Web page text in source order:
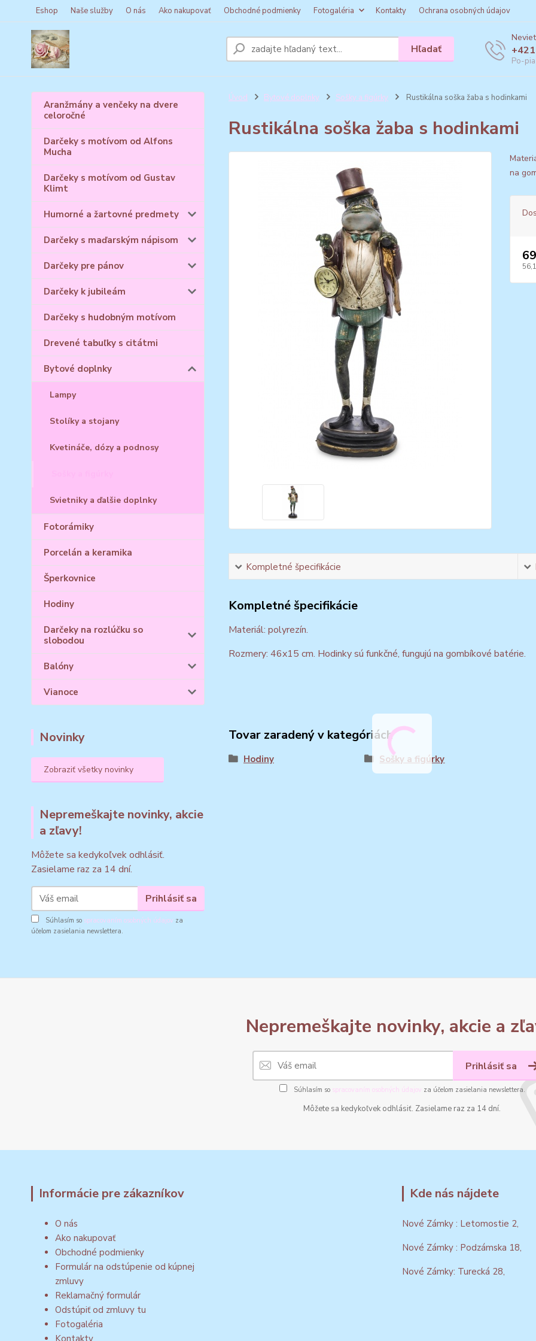
Eshop Naše služby O nás Ako nakupovať Obchodné podmienky Fotogaléria Kontakty Ochrana osobných údajov
Hľadať
Po-
Aranžmány a venčeky na dvere
celoročné
Darčeky s motívom od Alfons
Mucha
Darčeky s motívom od Gustav
Klimt
Humorné a žartovné predmety
Darčeky s maďarským nápisom
Darčeky pre pánov
Darčeky k jubileám
Darčeky s hudobným motívom
Drevené tabuľky s citátmi
Bytové doplnky
Lampy
Stolíky a stojany
Kvetináče, dózy a podnosy
Svietniky a ďalšie doplnky
Fotorámiky
Porcelán a keramika
Šperkovnice
Hodiny
Darčeky na rozlúčku so
slobodou
Balóny
Vianoce
Novinky
Zobraziť všetky novinky
Nepremeškajte novinky, akcie
a zľavy!
Môžete sa kedykoľvek odhlásiť.
Zasielame raz za 14 dní.
Prihlásiť sa
Súhlasím so spracovaním osobných údajov za
účelom zasielania newslettera.
Úvod Bytové doplnky Sošky a figúrky Rustikálna soška žaba s hodinkami
Rustikálna soška žaba s hodinkami
na
Kompletné špecifikácie
Kompletné špecifikácie
Materiál: polyrezín.
Rozmery: 46x15 cm. Hodinky sú funkčné, fungujú na gombíkové batérie.
Tovar zaradený v kategóriách
Hodiny Sošky a figúrky
Nepremeškajte novinky, akcie a
Prihlásiť sa
Súhlasím so spracovaním osobných údajov za účelom zasielania newslettera.
Môžete sa kedykoľvek odhlásiť. Zasielame raz za 14 dní.
Informácie pre zákazníkov
O nás
Ako nakupovať
Obchodné podmienky
Formulár na odstúpenie od kúpnej
zmluvy
Reklamačný formulár
Odstúpiť od zmluvy tu
Fotogaléria
Kontakty
Kde nás nájdete
Nové Zámky : Letomostie 2,
Nové Zámky : Podzámska 18,
Nové Zámky: Turecká 28,